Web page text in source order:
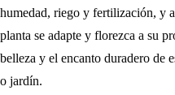
humedad, riego y fertilización, y
planta se adapte y florezca a su
belleza y el encanto duradero de
o jardín.